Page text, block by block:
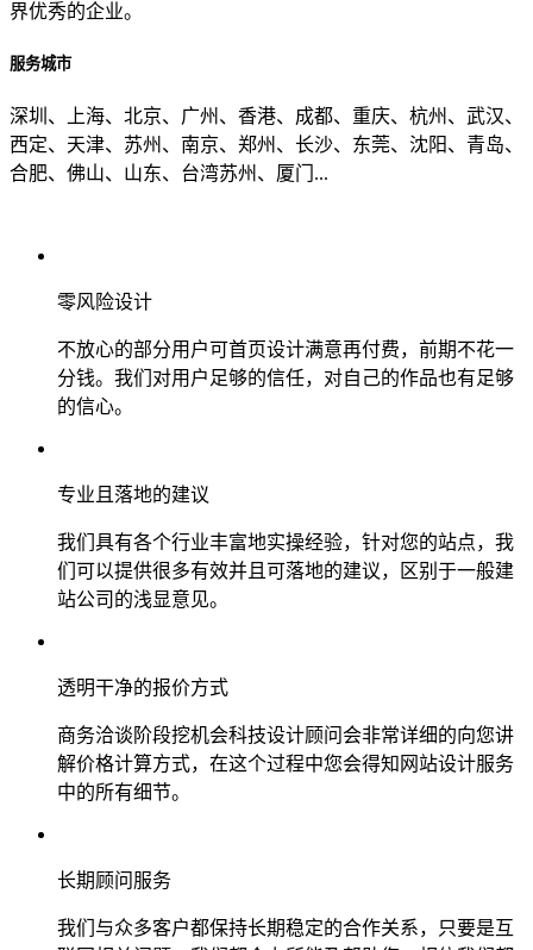
界优秀的企业。
服务城市
深圳、上海、北京、广州、香港、成都、重庆、杭州、武汉、
西定、天津、苏州、南京、郑州、长沙、东莞、沈阳、青岛、
合肥、佛山、山东、台湾苏州、厦门...
零风险设计
不放心的部分用户可首页设计满意再付费，前期不花一
分钱。我们对用户足够的信任，对自己的作品也有足够
的信心。
专业且落地的建议
我们具有各个行业丰富地实操经验，针对您的站点，我
们可以提供很多有效并且可落地的建议，区别于一般建
站公司的浅显意见。
透明干净的报价方式
商务洽谈阶段挖机会科技设计顾问会非常详细的向您讲
解价格计算方式，在这个过程中您会得知网站设计服务
中的所有细节。
长期顾问服务
我们与众多客户都保持长期稳定的合作关系，只要是互